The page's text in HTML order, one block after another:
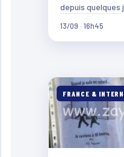
depuis quelques
réseaux sociaux
13/09 · 16h45